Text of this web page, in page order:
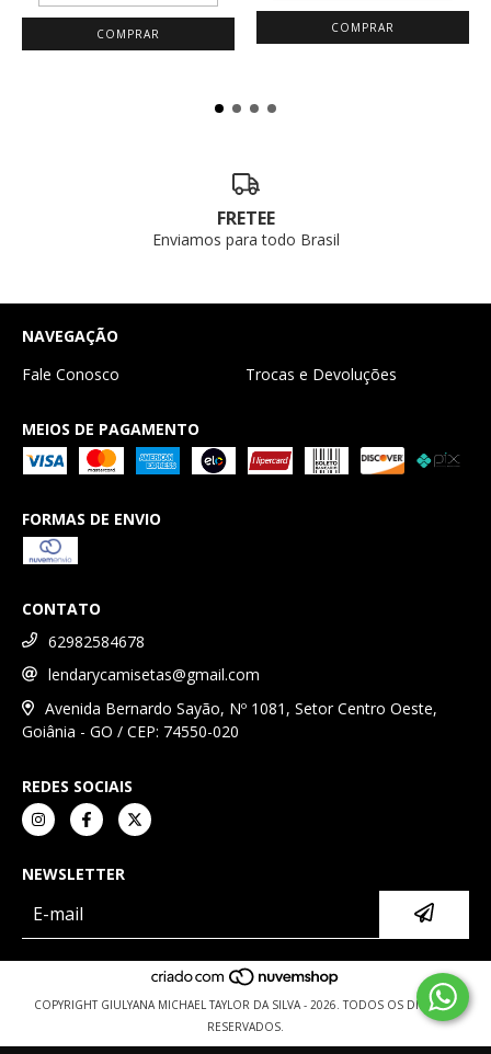
COMPRAR COMPRAR
FRETEE
Enviamos para todo Brasil
NAVEGAÇÃO
Fale Conosco
Trocas e Devoluções
MEIOS DE PAGAMENTO
FORMAS DE ENVIO
CONTATO
62982584678
lendarycamisetas@gmail.com
Avenida Bernardo Sayão, Nº 1081, Setor Centro Oeste,
Goiânia - GO / CEP: 74550-020
REDES SOCIAIS
NEWSLETTER
COPYRIGHT GIULYANA MICHAEL TAYLOR DA SILVA - 2026. TODOS OS DIREITOS
RESERVADOS.